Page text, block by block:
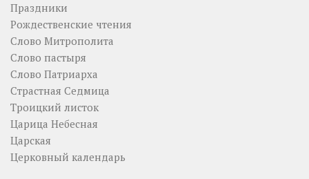
Праздники
Рождественские чтения
Слово Митрополита
Слово пастыря
Слово Патриарха
Страстная Седмица
Троицкий листок
Царица Небесная
Царская
Церковный календарь